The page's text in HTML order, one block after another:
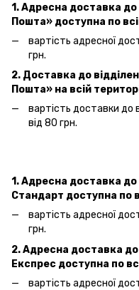
1. Адресна доставка до
Пошта» доступна по
вартість адресної
грн.
2. Доставка до
Пошта» на всій
вартість доставки до
від 80 грн.
1. Адресна доставка до
Стандарт доступна по
вартість адресної
грн.
2. Адресна доставка
Експрес доступна по
вартість адресної